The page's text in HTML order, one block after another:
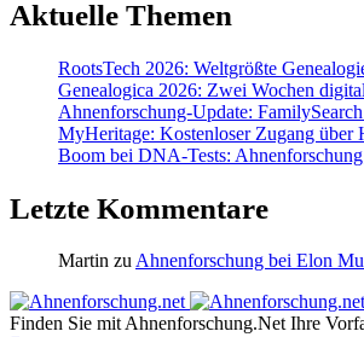
Aktuelle Themen
RootsTech 2026: Weltgrößte
Genealogica 2026: Zwei Wochen
Ahnenforschung-Update:
MyHeritage: Kostenloser Zugang über
Boom bei DNA-Tests:
Letzte Kommentare
Martin zu Ahnenforschung bei Elon
Finden Sie mit Ahnenforschung.Net Ihre